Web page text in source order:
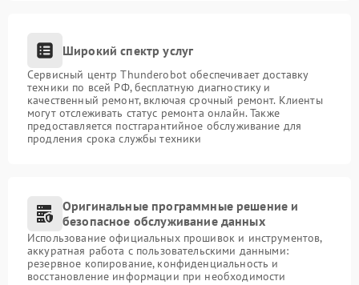
Широкий спектр услуг
Сервисный центр Thunderobot обеспечивает доставку
техники по всей РФ, бесплатную диагностику и
качественный ремонт, включая срочный ремонт. Клиенты
могут отслеживать статус ремонта онлайн. Также
предоставляется постгарантийное обслуживание для
продления срока службы техники
Оригинальные программные решение и
безопасное обслуживание данных
Использование официальных прошивок и инструментов,
аккуратная работа с пользовательскими данными:
резервное копирование, конфиденциальность и
восстановление информации при необходимости